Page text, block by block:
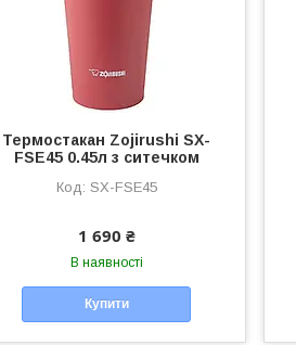
Термостакан Zojirushi SX-
FSE45 0.45л з ситечком
SX-FSE45
1 690 ₴
В наявності
Купити